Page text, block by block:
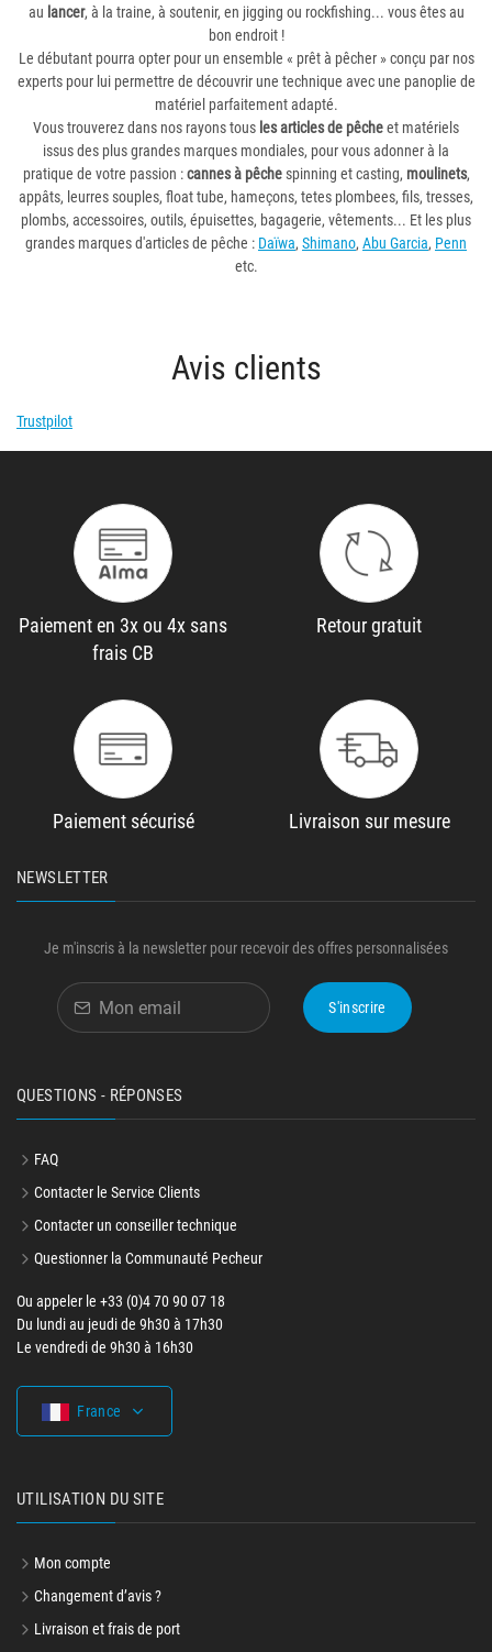
au lancer, à la traine, à soutenir, en jigging ou rockfishing... vous êtes au
bon endroit !
Le débutant pourra opter pour un ensemble « prêt à pêcher » conçu par nos
experts pour lui permettre de découvrir une technique avec une panoplie de
matériel parfaitement adapté.
Vous trouverez dans nos rayons tous les articles de pêcheet matériels
issus des plus grandes marques mondiales, pour vous adonner à la
pratique de votre passion :cannes à pêchespinning et casting, moulinets,
appâts, leurres souples, float tube, hameçons, tetes plombees, fils, tresses,
plombs, accessoires, outils, épuisettes, bagagerie, vêtements... Et les plus
grandes marques d'articles de pêche : Daïwa, Shimano, Abu Garcia, Penn
etc.
Avis clients
Trustpilot
Paiement en 3x ou 4x sans
frais CB
Retour gratuit
Paiement sécurisé Livraison sur mesure
NEWSLETTER
Je m'inscris à la newsletter pour recevoir des offres personnalisées
S'inscrire
QUESTIONS - RÉPONSES
FAQ
Contacter le Service Clients
Contacter un conseiller technique
Questionner la Communauté Pecheur
Ou appeler le +33 (0)4 70 90 07 18
Du lundi au jeudi de 9h30 à 17h30
Le vendredi de 9h30 à 16h30
France
UTILISATION DU SITE
Mon compte
Changement d’avis ?
Livraison et frais de port